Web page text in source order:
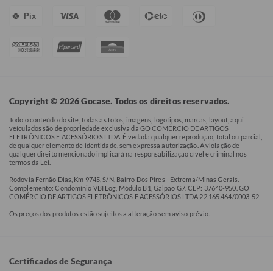
Pix
Copyright © 2026 Gocase. Todos os direitos reservados.
Todo o conteúdo do site, todas as fotos, imagens, logotipos, marcas, layout, aqui
veículados são de propriedade exclusiva da GO COMÉRCIO DE ARTIGOS
ELETRÔNICOS E ACESSÓRIOS LTDA. É vedada qualquer reprodução, total ou parcial,
de qualquer elemento de identidade, sem expressa autorização. A violação de
qualquer direito mencionado implicará na responsabilização cível e criminal nos
termos da Lei.
Rodovia Fernão Dias, Km 9745, S/N, Bairro Dos Pires - Extrema/Minas Gerais.
Complemento: Condomínio VBI Log, Módulo B1, Galpão G7. CEP: 37640-950. GO
COMÉRCIO DE ARTIGOS ELETRÔNICOS E ACESSÓRIOS LTDA 22.165.464/0003-52
Os preços dos produtos estão sujeitos a alteração sem aviso prévio.
Certificados de Segurança